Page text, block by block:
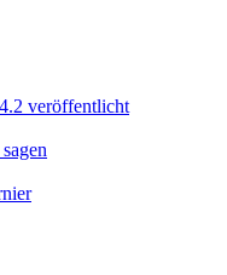
veröffentlicht